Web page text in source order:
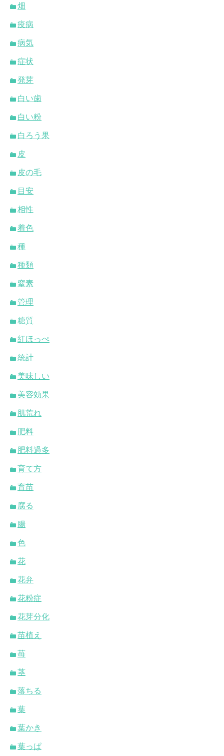
畑
疫病
病気
症状
発芽
白い歯
白い粉
白ろう果
皮
皮の毛
目安
相性
着色
種
種類
窒素
管理
糖質
紅ほっぺ
統計
美味しい
美容効果
肌荒れ
肥料
肥料過多
育て方
育苗
腐る
腸
色
花
花弁
花粉症
花芽分化
苗植え
苺
茎
落ちる
葉
葉かき
葉っぱ